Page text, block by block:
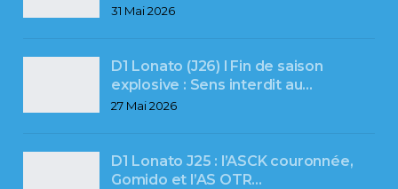
31 Mai 2026
D1 Lonato (J26) l Fin de saison
explosive : Sens interdit au…
27 Mai 2026
D1 Lonato J25 : l’ASCK couronnée,
Gomido et l’AS OTR…